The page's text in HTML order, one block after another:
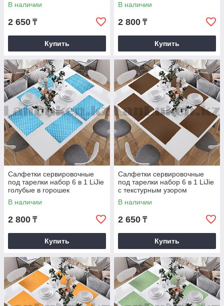
В наличии
2 650 ₸
Купить
В наличии
2 800 ₸
Купить
Салфетки сервировочные
под тарелки набор 6 в 1 LiJie
голубые в горошек
В наличии
2 800 ₸
Купить
Салфетки сервировочные
под тарелки набор 6 в 1 LiJie
с текстурным узором
коричневые
В наличии
2 650 ₸
Купить